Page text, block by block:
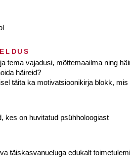
tema vajadusi, mõttemaailma ning
häireid?
täita ka motivatsioonikirja blokk,
kes on huvitatud psühholoogiast
täiskasvanueluga edukalt